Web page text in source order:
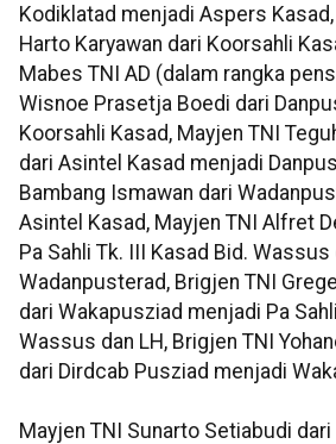
Kodiklatad menjadi Aspers
Harto Karyawan dari Koorsahli
Mabes TNI AD (dalam rangka
Wisnoe Prasetja Boedi dari
Koorsahli Kasad, Mayjen TNI
dari Asintel Kasad menjadi
Bambang Ismawan dari
Asintel Kasad, Mayjen TNI Alfret
Pa Sahli Tk. III Kasad Bid.
Wadanpusterad, Brigjen TNI
dari Wakapusziad menjadi Pa
Wassus dan LH, Brigjen TNI
dari Dirdcab Pusziad menjadi
Mayjen TNI Sunarto Setiabudi dari